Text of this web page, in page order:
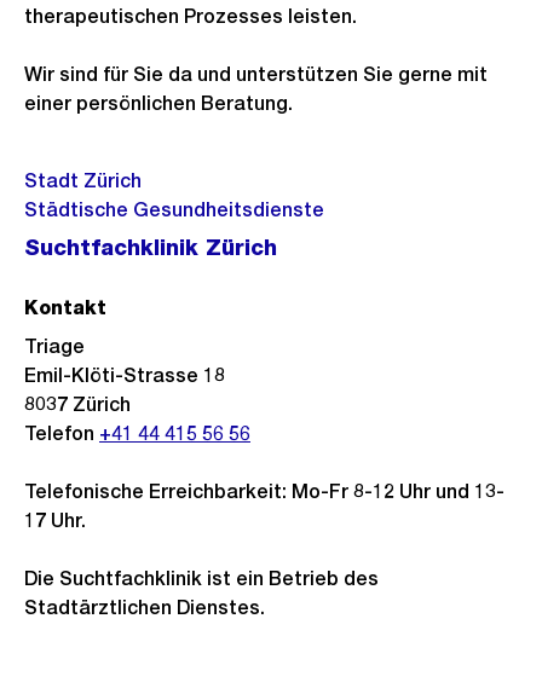
therapeutischen Prozesses leisten.
Wir sind für Sie da und unterstützen Sie gerne mit
einer persönlichen Beratung.
Stadt Zürich
Städtische Gesundheitsdienste
Suchtfachklinik Zürich
Telefonische Erreichbarkeit: Mo-Fr 8-12 Uhr und 13-
17 Uhr.
Die Suchtfachklinik ist ein Betrieb des
Stadtärztlichen Dienstes.
Kontakt
Triage
Emil-Klöti-Strasse 18
8037 Zürich
Telefon +41 44 415 56 56